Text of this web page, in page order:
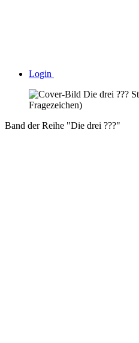
Login
Band der Reihe "Die drei ???"